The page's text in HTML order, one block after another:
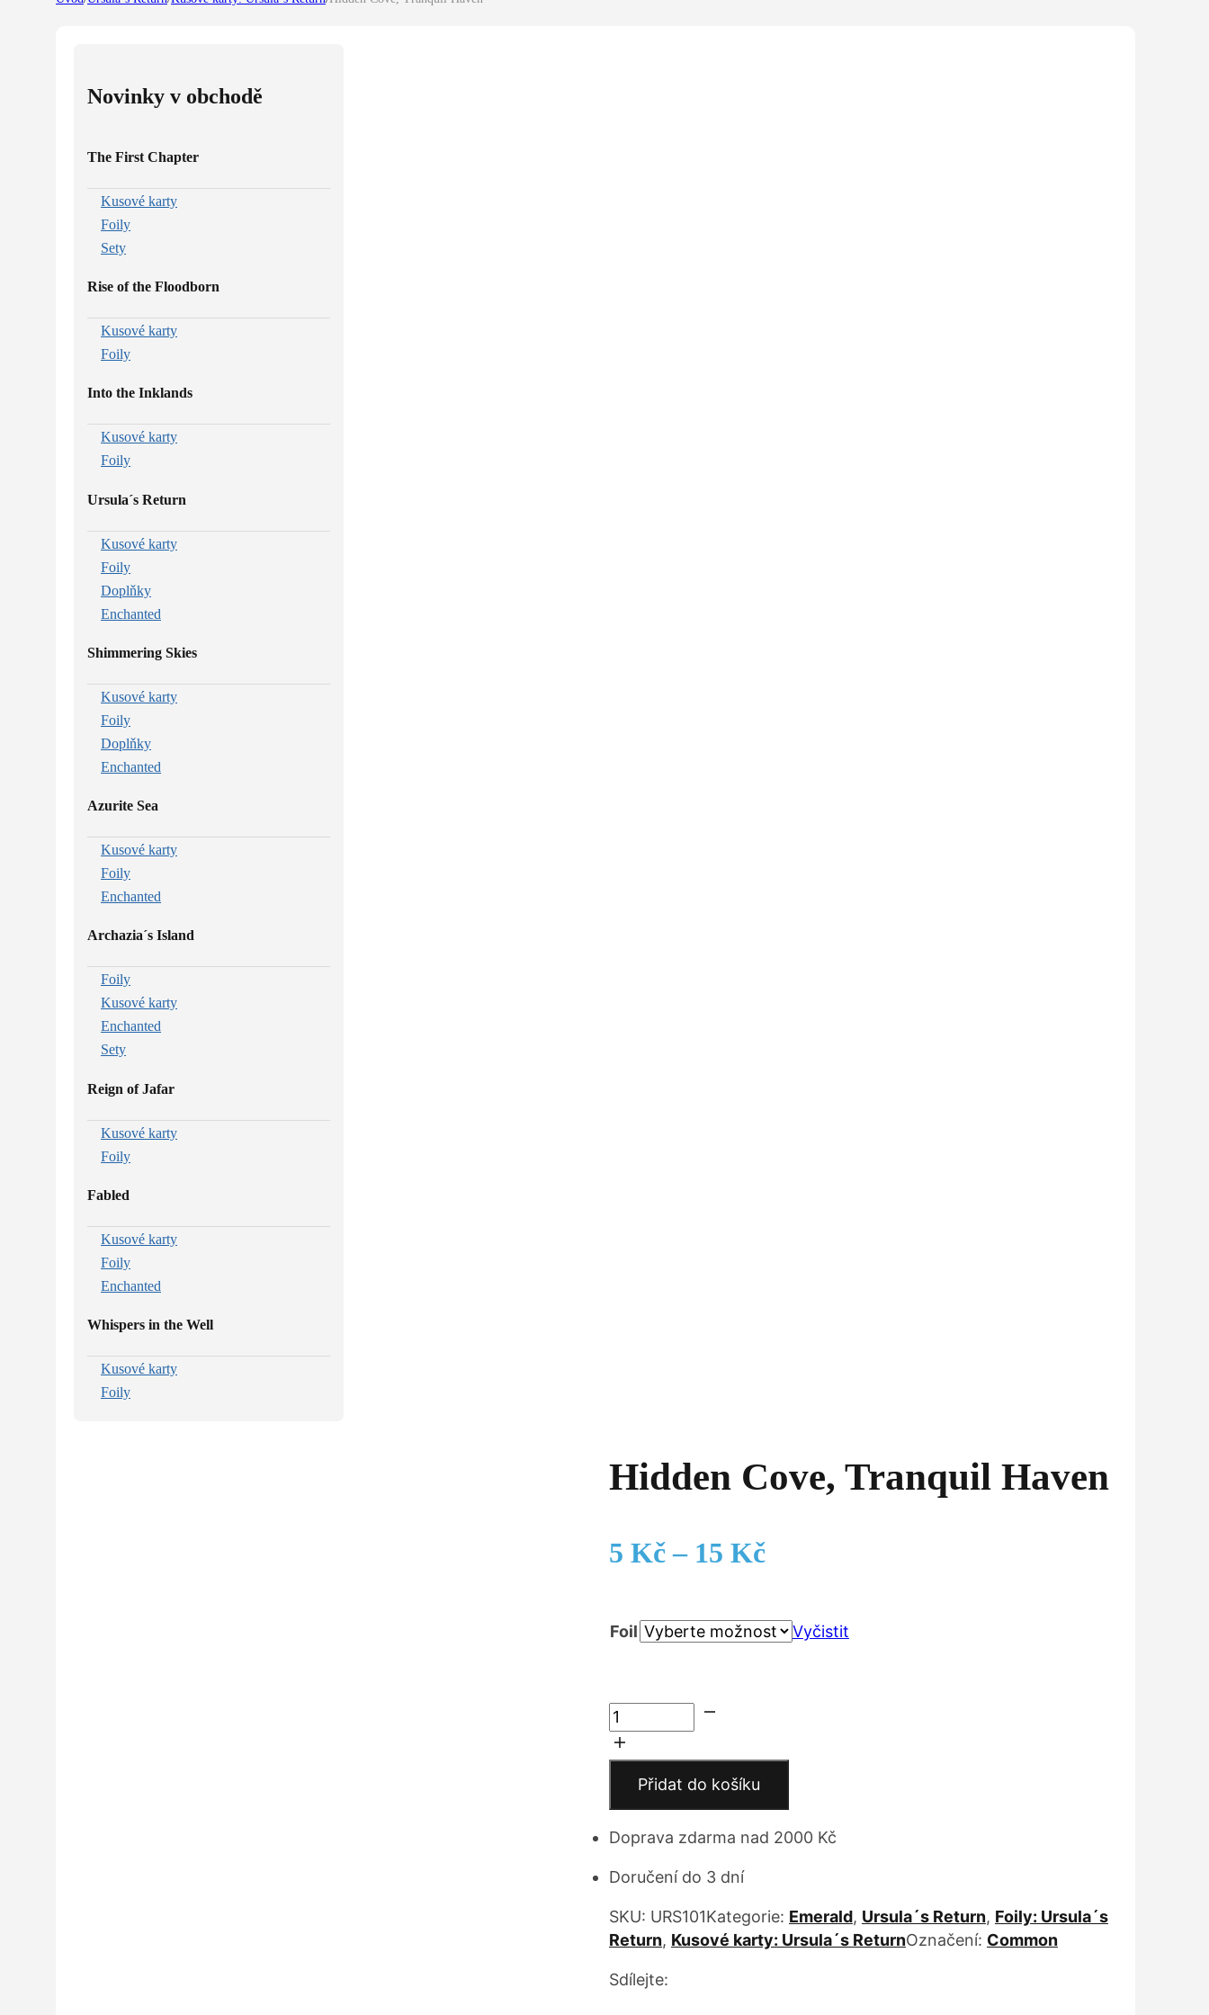
Novinky v obchodě
The First Chapter
Kusové karty
Foily
Sety
Rise of the Floodborn
Kusové karty
Foily
Into the Inklands
Kusové karty
Foily
Ursula´s Return
Kusové karty
Foily
Doplňky
Enchanted
Shimmering Skies
Kusové karty
Foily
Doplňky
Enchanted
Azurite Sea
Kusové karty
Foily
Enchanted
Archazia´s Island
Foily
Kusové karty
Enchanted
Sety
Reign of Jafar
Kusové karty
Foily
Fabled
Kusové karty
Foily
Enchanted
Whispers in the Well
Kusové karty
Foily
Hidden Cove, Tranquil Haven
5 Kč – 15 KčRozpětí
5 Kč
Foil Vyčistit
Hidden
Cove,
Tranquil
Haven
množství
Přidat do košíku
Doprava zdarma nad 2000 Kč
Doručení do 3 dní
SKU: URS101Kategorie: Emerald, Ursula´s Return, Foily: Ursula´s
Return, Kusové karty: Ursula´s ReturnOznačení: Common
Sdílejte: